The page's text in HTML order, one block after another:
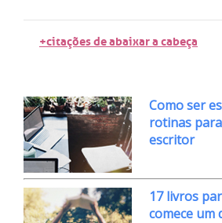
+citações de abaixar a cabeça
Como ser
rotinas
escritor
17 livros
comece um